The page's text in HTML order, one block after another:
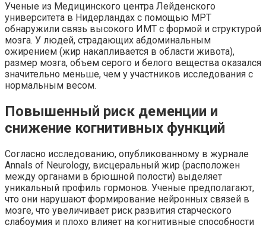
Ученые из Медицинского центра Лейденского
университета в Нидерландах с помощью МРТ
обнаружили связь высокого ИМТ с формой и структурой
мозга. У людей, страдающих абдоминальным
ожирением (жир накапливается в области живота),
размер мозга, объем серого и белого вещества оказался
значительно меньше, чем у участников исследования с
нормальным весом.
Повышенный риск деменции и
снижение когнитивных функций
Согласно исследованию, опубликованному в журнале
Annals of Neurology, висцеральный жир (расположен
между органами в брюшной полости) выделяет
уникальный профиль гормонов. Ученые предполагают,
что они нарушают формирование нейронных связей в
мозге, что увеличивает риск развития старческого
слабоумия и плохо влияет на когнитивные способности